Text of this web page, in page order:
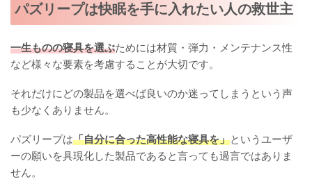
パズリープは快眠を手に入れたい人の救世主
一生ものの寝具を選ぶためには材質・弾力・メンテナンス性
など様々な要素を考慮することが大切です。
それだけにどの製品を選べば良いのか迷ってしまうという声
も少なくありません。
パズリープは「自分に合った高性能な寝具を」というユーザ
ーの願いを具現化した製品であると言っても過言ではありま
せん。